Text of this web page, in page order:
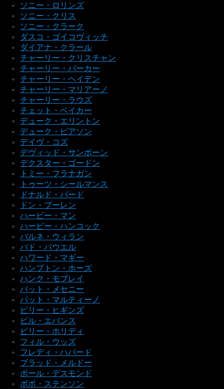
ソニー・ロリンズ
ソニー・クリス
ソニー・クラーク
ダスコ・ゴイコヴィッチ
ダイアナ・クラール
チャーリー・クリスチャン
チャーリー・パーカー
チャーリー・ヘイデン
チャーリー・マリアーノ
チャーリー・ラウズ
チェット・ベイカー
デューク・エリントン
デューク・ピアソン
デイヴ・コズ
デヴィッド・サンボーン
デクスター・ゴードン
トミー・フラナガン
トゥーツ・シールマンス
ドナルド・バード
ドン・プーレン
ハービー・マン
ハービー・ハンコック
バルネ・ウィラン
バド・パウエル
ハワード・マギー
ハンプトン・ホーズ
ハンク・モブレイ
パット・メセニー
パット・マルティーノ
ビリー・ヒギンズ
ビル・エバンス
ビリー・ホリディ
フィル・ウッズ
フレディ・ハバード
ブラッド・メルドー
ポール・デスモンド
ボボ・ステンソン